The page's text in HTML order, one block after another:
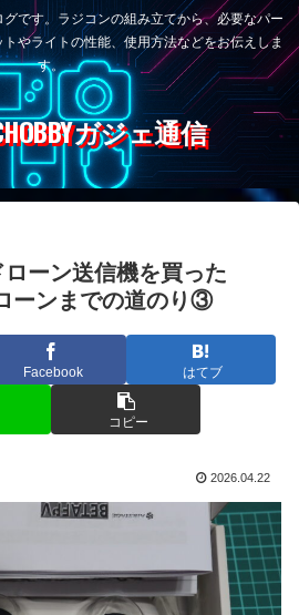
です。ラジコンの組み立てから、必要なパー
やライトの性能、使用方法などをお伝えしま
す。
ガジェ通信
ーン送信機を買った
ーンまでの道のり③
Facebook はてブ
コピー
2026.04.22